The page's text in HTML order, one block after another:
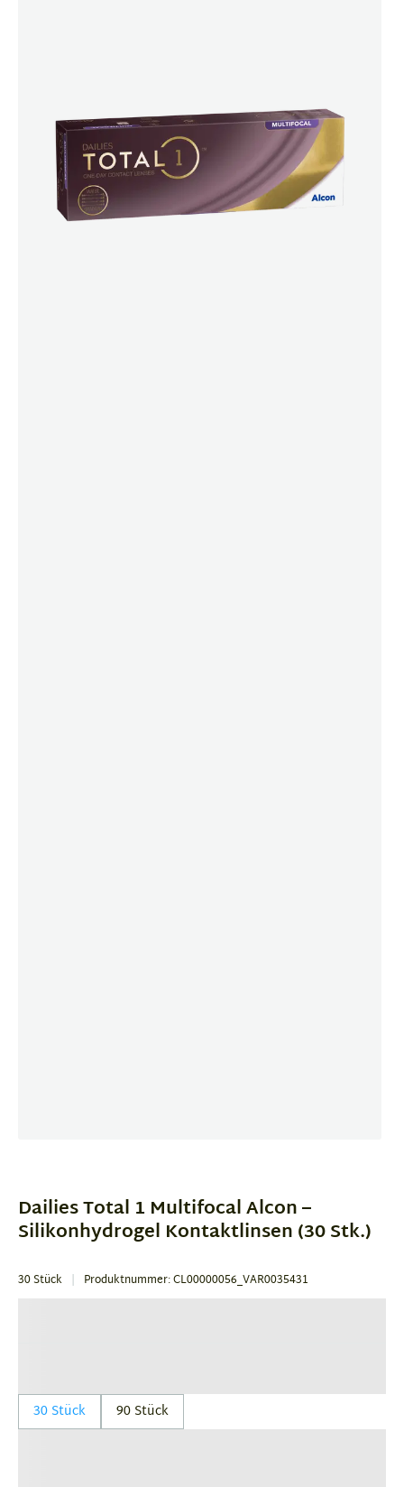
1
Dailies Total 1 Multifocal Alcon –
Silikonhydrogel Kontaktlinsen (30 Stk.)
30 Stück Produktnummer: CL00000056_VAR0035431
30 Stück 90 Stück